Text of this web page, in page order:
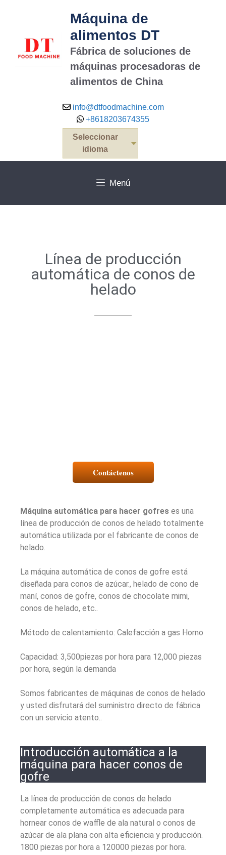
Máquina de
alimentos DT
Fábrica de soluciones de
máquinas procesadoras de
alimentos de China
info@dtfoodmachine.com
+8618203674355
Seleccionar
idioma
Menú
Línea de producción
automática de conos de
helado
Contáctenos
Máquina automática para hacer gofres es una
línea de producción de conos de helado totalmente
automática utilizada por el fabricante de conos de
helado.
La máquina automática de conos de gofre está
diseñada para conos de azúcar., helado de cono de
maní, conos de gofre, conos de chocolate mimi,
conos de helado, etc..
Método de calentamiento: Calefacción a gas Horno
Capacidad: 3,500piezas por hora para 12,000 piezas
por hora, según la demanda
Somos fabricantes de máquinas de conos de helado
y usted disfrutará del suministro directo de fábrica
con un servicio atento..
Introducción automática a la
máquina para hacer conos de
gofre
La línea de producción de conos de helado
completamente automática es adecuada para
hornear conos de waffle de ala natural o conos de
azúcar de ala plana con alta eficiencia y producción.
1800 piezas por hora a 120000 piezas por hora.